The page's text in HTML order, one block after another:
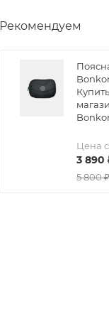
Рекомендуем
Цена
3 890
5 800₽